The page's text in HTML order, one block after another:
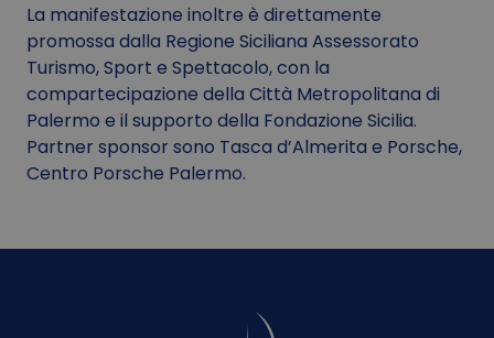
La manifestazione inoltre è direttamente
promossa dalla Regione Siciliana Assessorato
Turismo, Sport e Spettacolo, con la
compartecipazione della Città Metropolitana di
Palermo e il supporto della Fondazione Sicilia.
Partner sponsor sono Tasca d’Almerita e Porsche,
Centro Porsche Palermo.